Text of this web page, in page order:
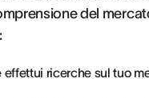
del
effettui ricerche sul tuo